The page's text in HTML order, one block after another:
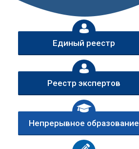
Единый реестр
Реестр экспертов
Непрерывное образование